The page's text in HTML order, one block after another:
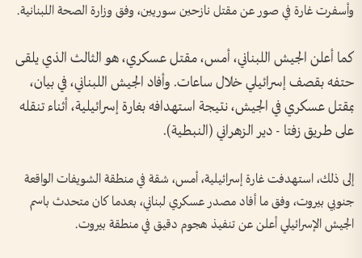
وأسفرت غارة في صور عن مقتل نازحين سوريين، وفق وزارة الصحة اللبنانية.
كما أعلن الجيش اللبناني، أمس، مقتل عسكري، هو الثالث الذي يلقى
حتفه بقصف إسرائيلي خلال ساعات. وأفاد الجيش اللبناني، في بيان،
بمقتل عسكري في الجيش، نتيجة استهدافه بغارة إسرائيلية، أثناء تنقله
على طريق زفتا - دير الزهراني (النبطية).
إلى ذلك، استهدفت غارة إسرائيلية، أمس، شقة في منطقة الشويفات الواقعة
جنوبي بيروت، وفق ما أفاد مصدر عسكري لبناني، بعدما كان متحدث باسم
الجيش الإسرائيلي أعلن عن تنفيذ هجوم دقيق في منطقة بيروت.